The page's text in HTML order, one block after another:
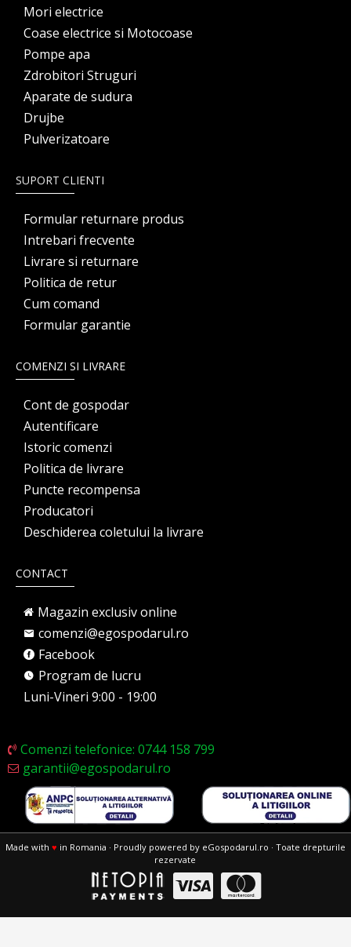
Mori electrice
Coase electrice si Motocoase
Pompe apa
Zdrobitori Struguri
Aparate de sudura
Drujbe
Pulverizatoare
SUPORT CLIENTI
Formular returnare produs
Intrebari frecvente
Livrare si returnare
Politica de retur
Cum comand
Formular garantie
COMENZI SI LIVRARE
Cont de gospodar
Autentificare
Istoric comenzi
Politica de livrare
Puncte recompensa
Producatori
Deschiderea coletului la livrare
CONTACT
Magazin exclusiv online
comenzi@egospodarul.ro
Facebook
Program de lucru
Luni-Vineri 9:00 - 19:00
Comenzi telefonice: 0744 158 799
garantii@egospodarul.ro
Made with ♥ in Romania · Proudly powered by eGospodarul.ro · Toate drepturile
rezervate